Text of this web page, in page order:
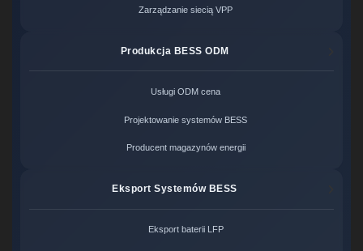
Zarządzanie siecią VPP
Produkcja BESS ODM
Usługi ODM cena
Projektowanie systemów BESS
Producent magazynów energii
Eksport Systemów BESS
Eksport baterii LFP